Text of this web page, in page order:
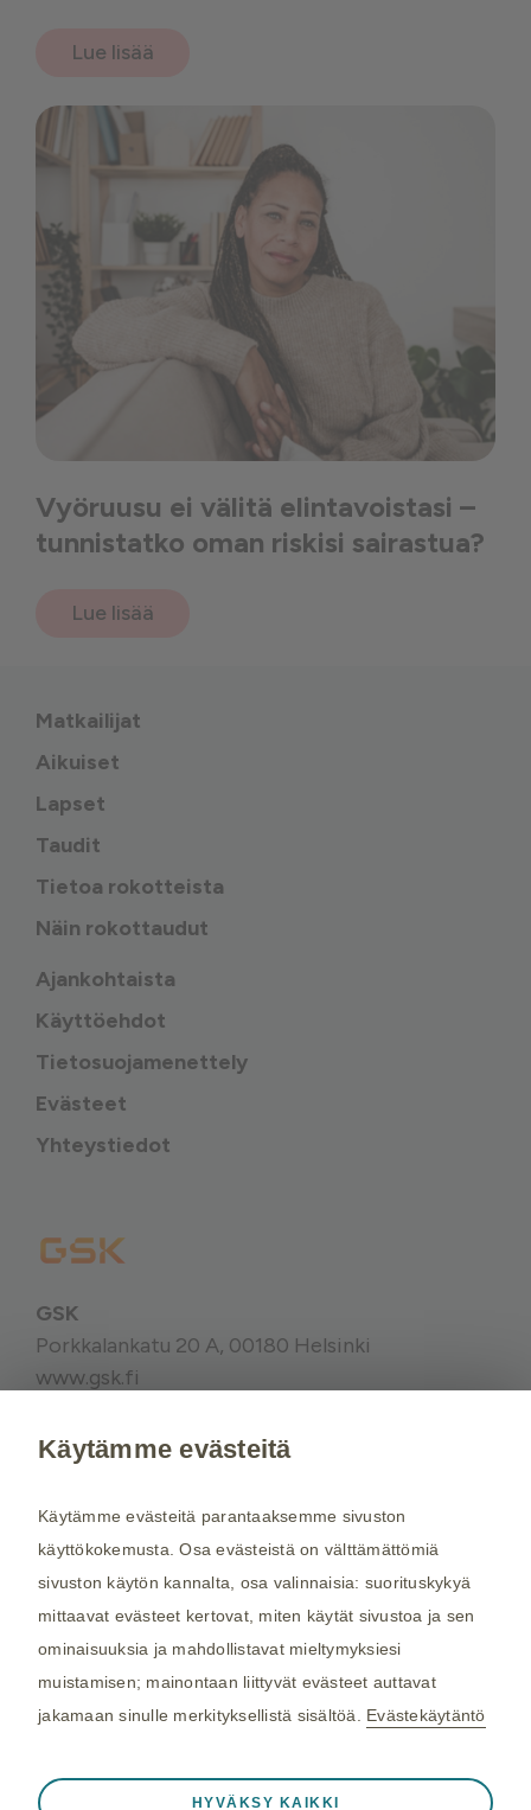
Lue lisää
Vyöruusu ei välitä elintavoistasi –
tunnistatko oman riskisi sairastua?
Lue lisää
Matkailijat
Aikuiset
Lapset
Taudit
Tietoa rokotteista
Näin rokottaudut
Ajankohtaista
Käyttöehdot
Tietosuojamenettely
Evästeet
Yhteystiedot
GSK
Porkkalankatu 20 A, 00180 Helsinki
www.gsk.fi
ammattilaiselta. Rokotussuositukset perustuvat
THL:nsuosituksiin. Maakohtaiset
rokotussuositukset perustuvatMatkailijan
terveysoppaaseen, jota toimittaa Kustannus Oy
Duodecim (aiemmin THL). Tarkistamme
maakohtaiset rokotesuositukset kahdesti
vuodessa.
04/2024, NP-FI-TVX-WCNT-210005
Käytämme evästeitä
Käytämme evästeitä parantaaksemme sivuston
käyttökokemusta. Osa evästeistä on välttämättömiä
sivuston käytön kannalta, osa valinnaisia: suorituskykyä
mittaavat evästeet kertovat, miten käytät sivustoa ja sen
ominaisuuksia ja mahdollistavat mieltymyksiesi
muistamisen; mainontaan liittyvät evästeet auttavat
jakamaan sinulle merkityksellistä sisältöä. Evästekäytäntö
Välttämättömät evästeet ❮
HYVÄKSY KAIKKI